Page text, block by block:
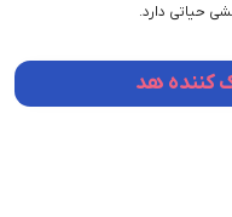
حیاتی دارد.
کننده هد